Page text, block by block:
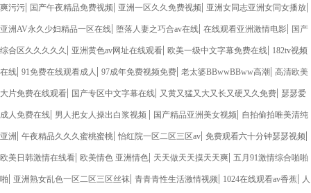
爽污污| 国产午夜精品免费视频| 亚洲一区久久免费视频| 亚洲女同志亚洲女同女播放|
亚洲AV永久少妇精品一区在线| 堕落人妻之巧合av在线| 在线观看亚洲激情电影| 国产
综合区久久久久久 | 亚洲黄色av网址在线观看| 欧美一级中文字幕免费在线| 182tv视频
在线| 91免费在线观看成人 | 97成年免费视频免费| 老太婆BBwwBBww高潮| 高清欧美
大片免费在线观看| 国产专区中文字幕在线| 又黄又猛又大又长又硬又久免费| 瑟瑟爱
成人免费在线| 男人把女人操出白浆视频 | 国产精品亚洲美女视频| 自拍偷拍唯美清纯
亚洲 | 午夜精品久久久蜜桃蜜桃|怡红院一区二区三区av| 免费观看六十分钟瑟瑟视频|
欧美日韩激情在线看| 欧美情色 亚洲情色| 天天做天天摸天天爽| 五月91激情综合啪啪
啪| 亚洲熟女乱色一区二区三区丝袜| 青青青性生活激情视频| 1024在线观看av香蕉| 人